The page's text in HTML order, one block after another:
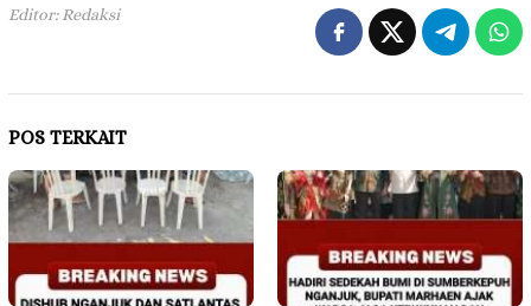
Editor: Redaksi
POS TERKAIT